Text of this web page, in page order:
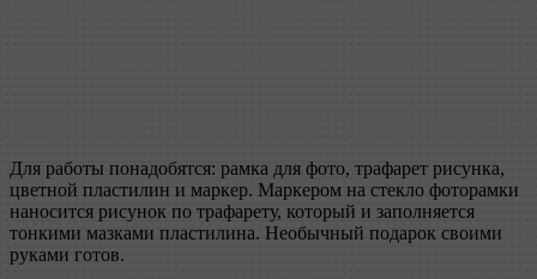
Для работы понадобятся: рамка для фото, трафарет рисунка,
цветной пластилин и маркер. Маркером на стекло фоторамки
наносится рисунок по трафарету, который и заполняется
тонкими мазками пластилина. Необычный подарок своими
руками готов.